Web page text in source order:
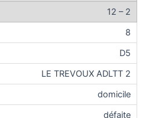
12 – 2
8
D5
LE TREVOUX ADLTT 2
domicile
défaite